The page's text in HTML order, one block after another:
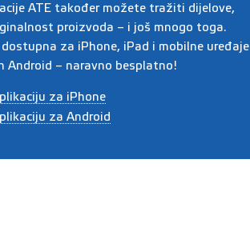
ATE također možete tražiti dijelove,
proizvoda – i još mnogo toga.
za iPhone, iPad i mobilne uređaje
Android – naravno besplatno!
za iPhone
za Android